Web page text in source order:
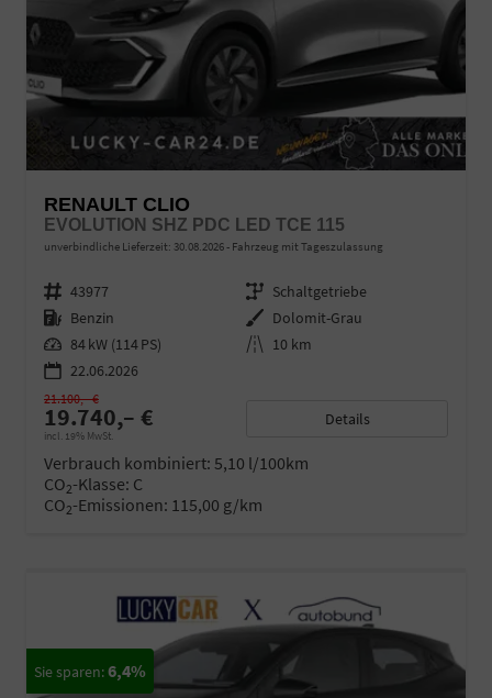
RENAULT CLIO
EVOLUTION SHZ PDC LED TCE 115
unverbindliche Lieferzeit: 30.08.2026 Fahrzeug mit Tageszulassung
Fahrzeugnr. 43977 Getriebe Schaltgetriebe
Kraftstoff Benzin Außenfarbe Dolomit-Grau
Leistung 84 kW (114 PS) Kilometerstand 10 km
22.06.2026
19.740,– €
incl. 19% MwSt.
21.100,– €
Details
Verbrauch kombiniert: 5,10 l/100km
CO2-Klasse: C
CO2-Emissionen: 115,00 g/km
6,4%